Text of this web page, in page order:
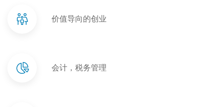
价值导向的创业
会计，税务管理